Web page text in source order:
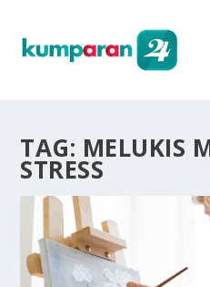
TAG: MELUKIS
STRESS